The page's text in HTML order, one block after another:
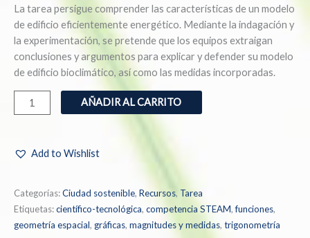
La tarea persigue comprender las características de un modelo
de edificio eficientemente energético. Mediante la indagación y
la experimentación, se pretende que los equipos extraigan
conclusiones y argumentos para explicar y defender su modelo
de edificio bioclimático, así como las medidas incorporadas.
AÑADIR AL CARRITO
Add to Wishlist
Categorías:Ciudad sostenible, Recursos, Tarea
Etiquetas:científico-tecnológica, competencia STEAM,funciones,
geometría espacial, gráficas, magnitudes y medidas, trigonometría